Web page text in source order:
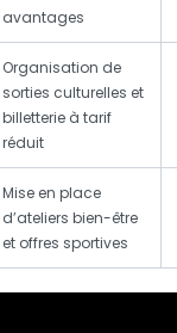
avantages
Organisation de
sorties culturelles et
billetterie à tarif
réduit
Mise en place
d’ateliers bien-être
et offres sportives